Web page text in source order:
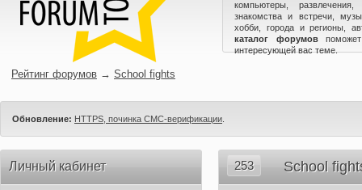
компьютеры,
знакомства и встречи,
хобби, города и регионы,
каталог форумов
интересующей вас теме.
Рейтинг форумов → School fights
Обновление: HTTPS, починка СМС-верификации
Личный кабинет 253 School